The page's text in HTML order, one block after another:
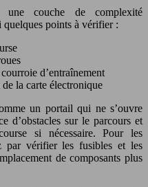
une couche de complexité
quelques points à vérifier :
d’entraînement
la carte électronique
un portail qui ne s’ouvre
d’obstacles sur le parcours et
si nécessaire. Pour les
par vérifier les fusibles et les
de composants plus